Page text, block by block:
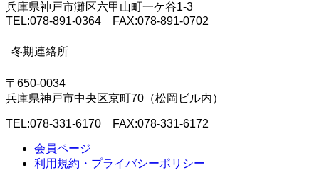
兵庫県神戸市灘区六甲山町一ケ谷1-3
TEL:078-891-0364 FAX:078-891-0702
冬期連絡所
〒650-0034
兵庫県神戸市中央区京町70（松岡ビル内）
TEL:078-331-6170 FAX:078-331-6172
会員ページ
利用規約・プライバシーポリシー